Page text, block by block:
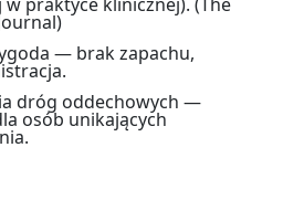
— brak zapachu,
dróg oddechowych —
osób unikających